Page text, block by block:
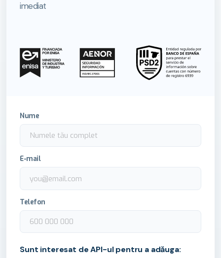
imediat
Nume
E-mail
Telefon
Sunt interesat de API-ul pentru a adăuga: